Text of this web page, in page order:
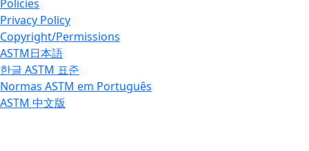
Policies
Privacy Policy
Copyright/Permissions
ASTM日本語
한글 ASTM 표준
Normas ASTM em Português
ASTM 中文版